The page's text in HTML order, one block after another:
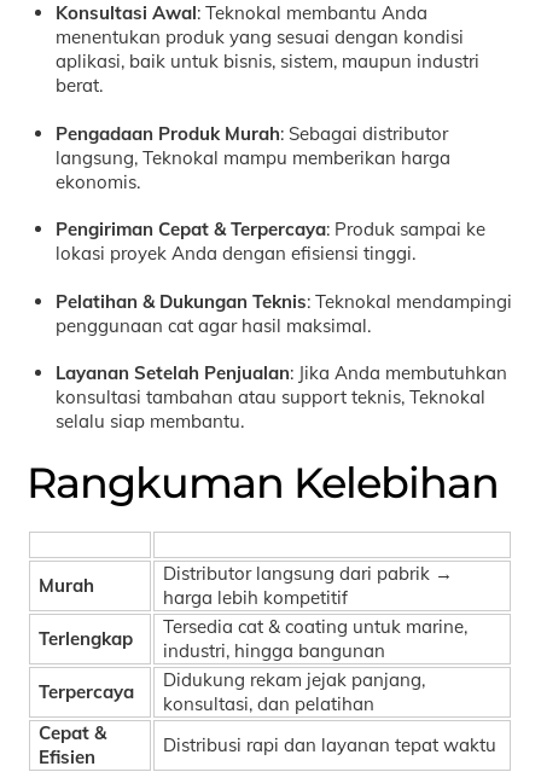
Konsultasi Awal: Teknokal membantu Anda
menentukan produk yang sesuai dengan kondisi
aplikasi, baik untuk bisnis, sistem, maupun industri
berat.
Pengadaan Produk Murah: Sebagai distributor
langsung, Teknokal mampu memberikan harga
ekonomis.
Pengiriman Cepat & Terpercaya: Produk sampai ke
lokasi proyek Anda dengan efisiensi tinggi.
Pelatihan & Dukungan Teknis: Teknokal mendampingi
penggunaan cat agar hasil maksimal.
Layanan Setelah Penjualan: Jika Anda membutuhkan
konsultasi tambahan atau support teknis, Teknokal
selalu siap membantu.
Rangkuman Kelebihan
Murah
Distributor langsung dari pabrik →
harga lebih kompetitif
Terlengkap
Tersedia cat & coating untuk marine,
industri, hingga bangunan
Terpercaya
Didukung rekam jejak panjang,
konsultasi, dan pelatihan
Cepat &
Efisien
Distribusi rapi dan layanan tepat waktu